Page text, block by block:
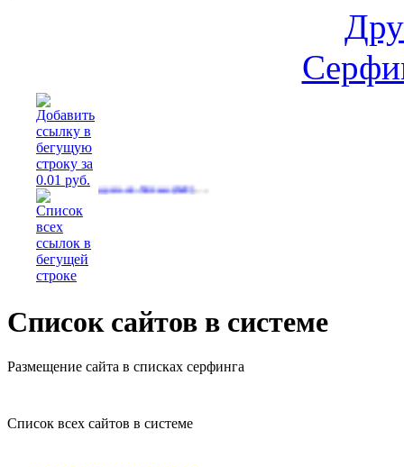
еду.зп от 50тыс(647)…
Список сайтов в системе
Размещение сайта в списках серфинга
Список всех сайтов в системе